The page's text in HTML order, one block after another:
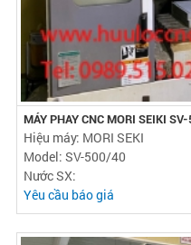
MÁY PHAY CNC MORI SEIKI
Hiệu máy: MORI SEKI
Model: SV-500/40
Nước SX:
Yêu cầu báo giá